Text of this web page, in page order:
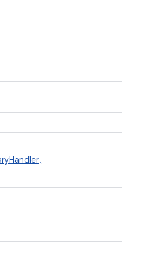
、